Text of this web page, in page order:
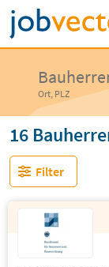
Ort, PLZ
16
Filter